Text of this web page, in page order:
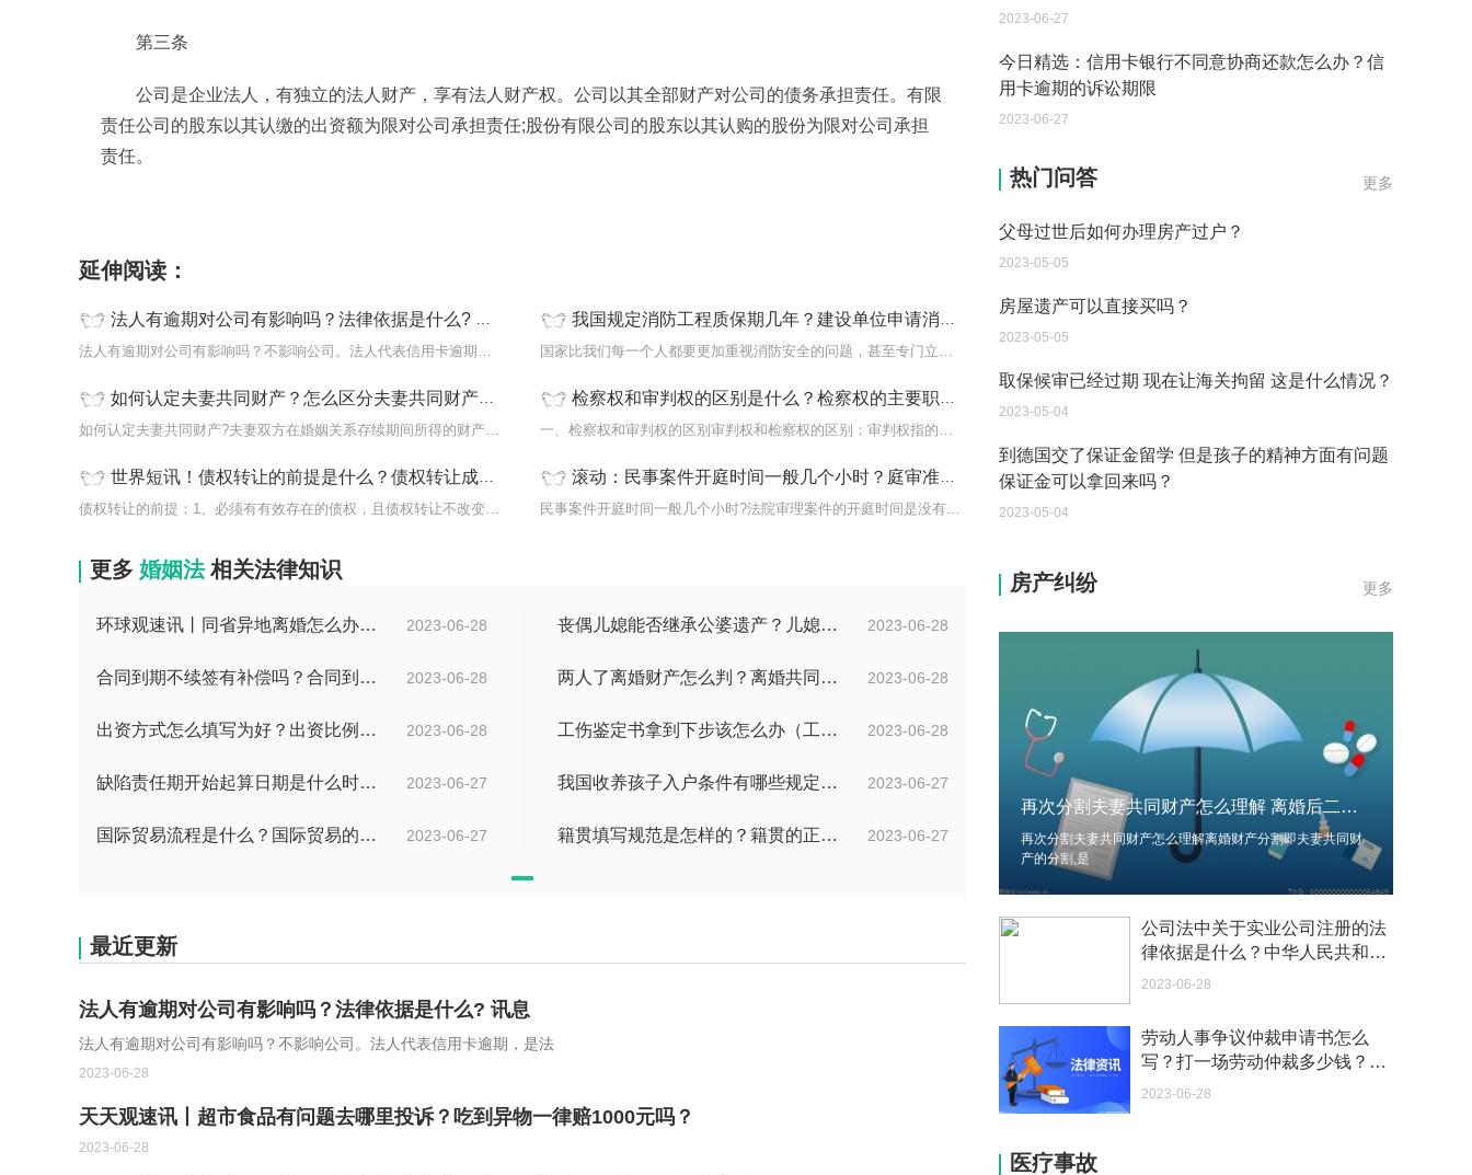
第三条
公司是企业法人，有独立的法人财产，享有法人财产权。公司以其全部财产对公司的债务承担责任。有限
责任公司的股东以其认缴的出资额为限对公司承担责任;股份有限公司的股东以其认购的股份为限对公司承担
责任。
延伸阅读：
法人有逾期对公司有影响吗？法律依据是什么? 讯息
法人有逾期对公司有影响吗？不影响公司。法人代表信用卡逾期，是法
我国规定消防工程质保期几年？建设单位申请消防验收、备案抽查应当提供哪些材料？|全球消息
国家比我们每一个人都要更加重视消防安全的问题，甚至专门立法来确
如何认定夫妻共同财产？怎么区分夫妻共同财产和个人财产？
如何认定夫妻共同财产?夫妻双方在婚姻关系存续期间所得的财产，为夫
检察权和审判权的区别是什么？检察权的主要职能是什么?-环球快看点
一、检察权和审判权的区别审判权和检察权的区别：审判权指的是法院
世界短讯！债权转让的前提是什么？债权转让成立的条件是什么？
债权转让的前提：1、必须有有效存在的债权，且债权转让不改变债权的
滚动：民事案件开庭时间一般几个小时？庭审准备需要做哪些工作？
民事案件开庭时间一般几个小时?法院审理案件的开庭时间是没有具体规
更多 婚姻法 相关法律知识
2023-06-28
环球观速讯丨同省异地离婚怎么办理？夫妻异地离婚须准备哪些资料？ 2023-06-28
丧偶儿媳能否继承公婆遗产？儿媳有没有赡养老人的义务？
2023-06-28
合同到期不续签有补偿吗？合同到期未提前30天通知怎么赔偿？ 当前速看 2023-06-28
两人了离婚财产怎么判？离婚共同财产有哪些？_焦点快报
2023-06-28
出资方式怎么填写为好？出资比例怎么填写？ 2023-06-28
工伤鉴定书拿到下步该怎么办（工伤鉴定后要是对伤残等级结论不服怎么办）
2023-06-27
缺陷责任期开始起算日期是什么时候？缺陷责任终止证书签发的必要条件是什么？ 2023-06-27
我国收养孩子入户条件有哪些规定？办理收养登记的事实收养情况有几种？
2023-06-27
国际贸易流程是什么？国际贸易的具体流程的内容都有哪些？ 2023-06-27
籍贯填写规范是怎样的？籍贯的正确填写规范是什么？-天天微动态
最近更新
法人有逾期对公司有影响吗？法律依据是什么? 讯息
法人有逾期对公司有影响吗？不影响公司。法人代表信用卡逾期，是法
2023-06-28
天天观速讯丨超市食品有问题去哪里投诉？吃到异物一律赔1000元吗？
2023-06-28
2023-06-27
今日精选：信用卡银行不同意协商还款怎么办？信
用卡逾期的诉讼期限
2023-06-27
更多
热门问答
父母过世后如何办理房产过户？
房屋遗产可以直接买吗？
2023-05-05
取保候审已经过期 现在让海关拘留 这是什么情况？
2023-05-04
到德国交了保证金留学 但是孩子的精神方面有问题
保证金可以拿回来吗？
2023-05-04
我想问一下申请护照需要带什么证件？
2023-05-04
谢！
外国旅游签证可以在中国大使馆登记结婚吗？
我可以在苏州申请护照吗？我所在的地方是云南
2023-05-04
你好 我想问一下外国人来这里工作没有护照该怎么
办？
2023-05-04
如何续签居住证 我的1月7日到期
中介说商务签转工作签证合法吗 应该向哪个国家机
2023-05-04
你好 我需要申请去美国结婚的签证 过程是什么？
代理权的产生原因是什么？当我国没有外贸经营权
更多
房产纠纷
再次分割夫妻共同财产怎么理解 离婚后二次分割财产条件?
再次分割夫妻共同财产怎么理解离婚财产分割即夫妻共同财
产的分割,是
公司法中关于实业公司注册的法
律依据是什么？中华人民共和国
公司法第二十三条是什么？ 当前
2023-06-28
劳动人事争议仲裁申请书怎么
写？打一场劳动仲裁多少钱？_
全球今头条
2023-06-28
医疗事故